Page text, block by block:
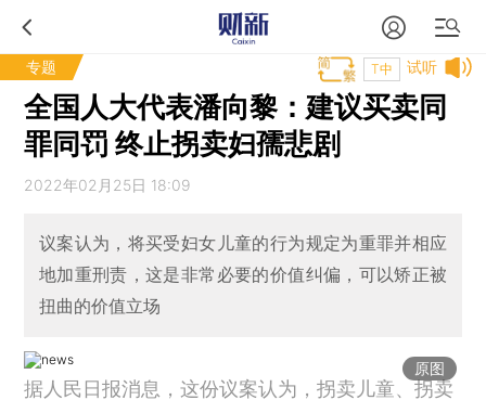
专题 试听
T中
全国人大代表潘向黎：建议买卖同
罪同罚 终止拐卖妇孺悲剧
2022年02月25日 18:09
议案认为，将买受妇女儿童的行为规定为重罪并相应
地加重刑责，这是非常必要的价值纠偏，可以矫正被
扭曲的价值立场
原图
据人民日报消息，这份议案认为，拐卖儿童、拐卖